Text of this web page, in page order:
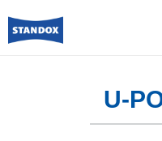
U-